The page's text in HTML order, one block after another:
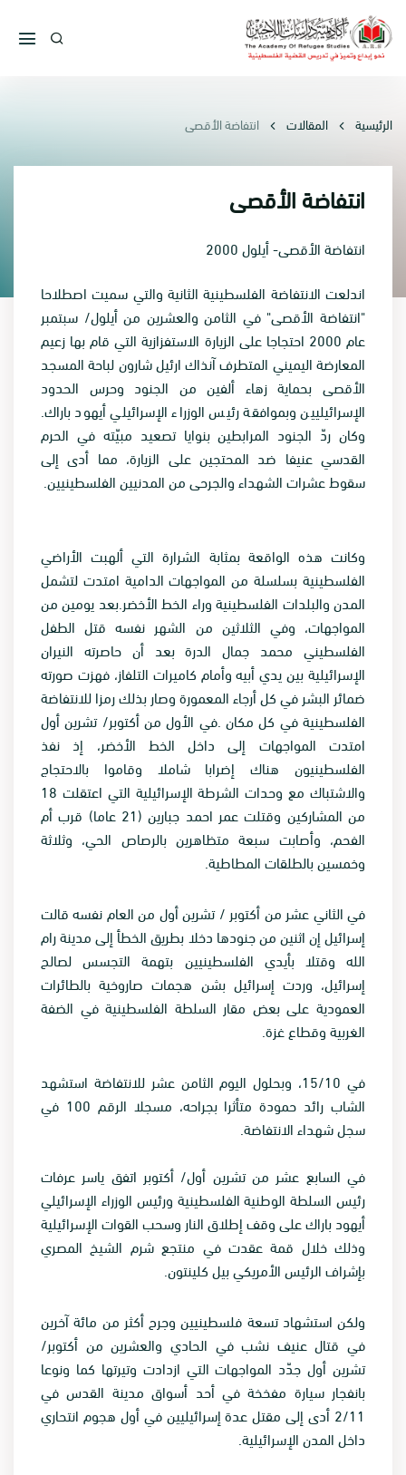
الرئيسية المقالات انتفاضة الأقصى
انتفاضة الأقصى
انتفاضة الأقصى- أيلول 2000
اندلعت الانتفاضة الفلسطينية الثانية والتي سميت اصطلاحا
"انتفاضة الأقصى" في الثامن والعشرين من أيلول/ سبتمبر
عام 2000 احتجاجا على الزيارة الاستفزازية التي قام بها زعيم
المعارضة اليميني المتطرف آنذاك ارئيل شارون لباحة المسجد
الأقصى بحماية زهاء ألفين من الجنود وحرس الحدود
الإسرائيليين وبموافقة رئيس الوزراء الإسرائيلي أيهود باراك.
وكان ردّ الجنود المرابطين بنوايا تصعيد مبيّته في الحرم
القدسي عنيفا ضد المحتجين على الزيارة، مما أدى إلى
سقوط عشرات الشهداء والجرحى من المدنيين الفلسطينيين.
وكانت هذه الواقعة بمثابة الشرارة التي ألهبت الأراضي
الفلسطينية بسلسلة من المواجهات الدامية امتدت لتشمل
المدن والبلدات الفلسطينية وراء الخط الأخضر.بعد يومين من
المواجهات، وفي الثلاثين من الشهر نفسه قتل الطفل
الفلسطيني محمد جمال الدرة بعد أن حاصرته النيران
الإسرائيلية بين يدي أبيه وأمام كاميرات التلفاز، فهزت صورته
ضمائر البشر في كل أرجاء المعمورة وصار بذلك رمزا للانتفاضة
الفلسطينية في كل مكان .في الأول من أكتوبر/ تشرين أول
امتدت المواجهات إلى داخل الخط الأخضر، إذ نفذ
الفلسطينيون هناك إضرابا شاملا وقاموا بالاحتجاج
والاشتباك مع وحدات الشرطة الإسرائيلية التي اعتقلت 18
من المشاركين وقتلت عمر احمد جبارين (21 عاما) قرب أم
الفحم، وأصابت سبعة متظاهرين بالرصاص الحي، وثلاثة
وخمسين بالطلقات المطاطية.
في الثاني عشر من أكتوبر / تشرين أول من العام نفسه قالت
إسرائيل إن اثنين من جنودها دخلا بطريق الخطأ إلى مدينة رام
الله وقتلا بأيدي الفلسطينيين بتهمة التجسس لصالح
إسرائيل، وردت إسرائيل بشن هجمات صاروخية بالطائرات
العمودية على بعض مقار السلطة الفلسطينية في الضفة
الغربية وقطاع غزة.
في 15/10، وبحلول اليوم الثامن عشر للانتفاضة استشهد
الشاب رائد حمودة متأثرا بجراحه، مسجلا الرقم 100 في
سجل شهداء الانتفاضة.
في السابع عشر من تشرين أول/ أكتوبر اتفق ياسر عرفات
رئيس السلطة الوطنية الفلسطينية ورئيس الوزراء الإسرائيلي
أيهود باراك على وقف إطلاق النار وسحب القوات الإسرائيلية
وذلك خلال قمة عقدت في منتجع شرم الشيخ المصري
بإشراف الرئيس الأمريكي بيل كلينتون.
ولكن استشهاد تسعة فلسطينيين وجرح أكثر من مائة آخرين
في قتال عنيف نشب في الحادي والعشرين من أكتوبر/
تشرين أول جدّد المواجهات التي ازدادت وتيرتها كما ونوعا
بانفجار سيارة مفخخة في أحد أسواق مدينة القدس في
2/11 أدى إلى مقتل عدة إسرائيليين في أول هجوم انتحاري
داخل المدن الإسرائيلية.